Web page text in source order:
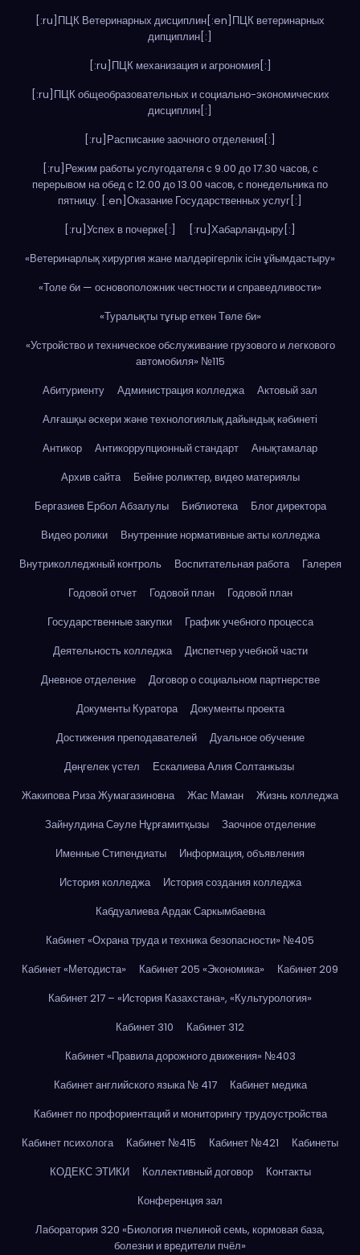
[:ru]ПЦК Ветеринарных дисциплин[:en]ПЦК ветеринарных
дипциплин[:]
[:ru]ПЦК механизация и агрономия[:]
[:ru]ПЦК общеобразовательных и социально-экономических
дисциплин[:]
[:ru]Расписание заочного отделения[:]
[:ru]Режим работы услугодателя с 9.00 до 17.30 часов, с
перерывом на обед с 12.00 до 13.00 часов, с понедельника по
пятницу. [:en]Оказание Государственных услуг[:]
[:ru]Успех в почерке[:]
[:ru]Хабарландыру[:]
«Ветеринарлық хирургия жане малдәрігерлік ісін ұйымдастыру»
«Толе би — основоположник честности и справедливости»
«Туралықты тұғыр еткен Төле би»
«Устройство и техническое обслуживание грузового и легкового
автомобиля» №115
Абитуриенту
Администрация колледжа
Актовый зал
Алғашқы әскери және технологиялық дайындық кәбинеті
Антикор
Антикоррупционный стандарт
Анықтамалар
Архив сайта
Бейне роликтер, видео материялы
Бергазиев Ербол Абзалулы
Библиотека
Блог директора
Видео ролики
Внутренние нормативные акты колледжа
Внутриколледжный контроль
Воспитательная работа
Галерея
Годовой отчет
Годовой план
Годовой план
Государственные закупки
График учебного процесса
Деятельность колледжа
Диспетчер учебной части
Дневное отделение
Договор о социальном партнерстве
Документы Куратора
Документы проекта
Достижения преподавателей
Дуальное обучение
Дөңгелек үстел
Ескалиева Алия Солтанкызы
Жакипова Риза Жумагазиновна
Жас Маман
Жизнь колледжа
Зайнулдина Сәуле Нұрғамитқызы
Заочное отделение
Именные Стипендиаты
Информация, объявления
История колледжа
История создания колледжа
Кабдуалиева Ардак Саркымбаевна
Кабинет «Охрана труда и техника безопасности» №405
Кабинет «Методиста»
Кабинет 205 «Экономика»
Кабинет 209
Кабинет 217 – «История Казахстана», «Культурология»
Кабинет 310
Кабинет 312
Кабинет «Правила дорожного движения» №403
Кабинет английского языка № 417
Кабинет медика
Кабинет по профориентаций и мониторингу трудоустройства
Кабинет психолога
Кабинет №415 Кабинет №421
Кабинеты
КОДЕКС ЭТИКИ
Коллективный договор
Контакты
Конференция зал
Лаборатория 320 «Биология пчелиной семь, кормовая база,
болезни и вредители пчёл»